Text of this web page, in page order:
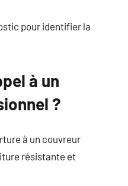
pour identifier la
à un
?
à un couvreur
résistante et